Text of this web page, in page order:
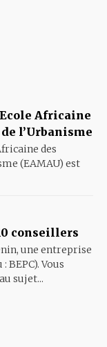
Africaine
l’Urbanisme
des
(EAMAU) est
conseillers
une entreprise
Vous
sujet...